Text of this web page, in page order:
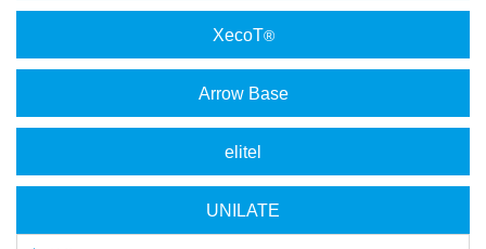
XecoT®
Arrow Base
elitel
UNILATE